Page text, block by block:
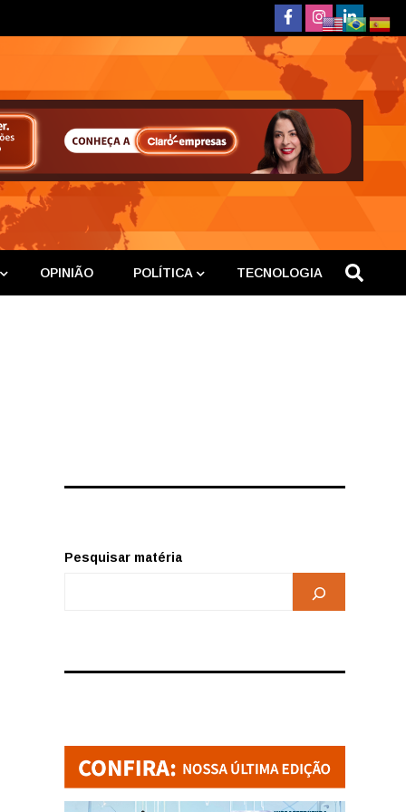
OPINIÃO POLÍTICA TECNOLOGIA
Pesquisar matéria